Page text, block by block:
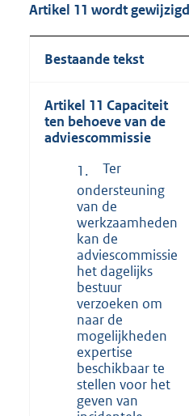
Artikel 11 wordt
Bestaande tekst
Artikel 11 Capaciteit
ten behoeve van de
adviescommissie
1.
Ter
ondersteuning
van de
werkzaamheden
kan de
adviescommissie
het dagelijks
bestuur
verzoeken om
naar de
mogelijkheden
expertise
beschikbaar te
stellen voor het
geven van